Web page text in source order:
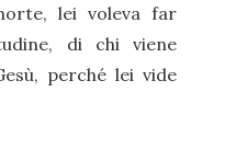
lei voleva far
di chi viene
perché lei vide